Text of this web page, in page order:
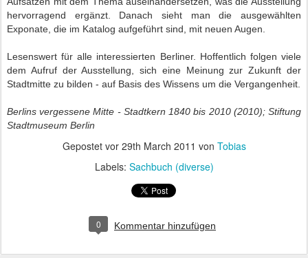
hervorragend ergänzt. Danach sieht man die ausgewählten
Exponate, die im Katalog aufgeführt sind, mit neuen Augen.
Lesenswert für alle interessierten Berliner. Hoffentlich folgen viele
dem Aufruf der Ausstellung, sich eine Meinung zur Zukunft der
Stadtmitte zu bilden - auf Basis des Wissens um die Vergangenheit.
Berlins vergessene Mitte - Stadtkern 1840 bis 2010 (2010); Stiftung
Stadtmuseum Berlin
Gepostet vor 29th March 2011 von Tobias
Labels: Sachbuch (diverse)
0 Kommentar hinzufügen